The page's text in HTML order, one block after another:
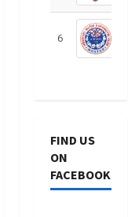
6
FIND US
ON
FACEBOOK